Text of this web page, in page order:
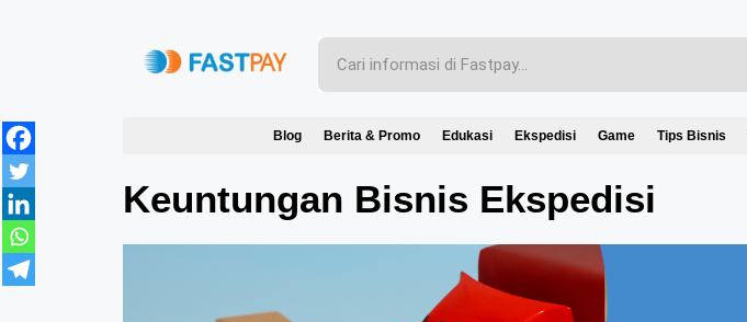
Blog Berita & Promo Edukasi Ekspedisi Game Tips Bisnis
Keuntungan Bisnis Ekspedisi